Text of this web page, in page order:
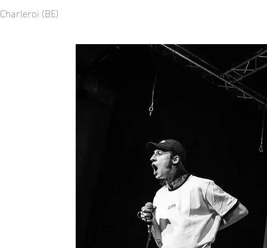
Charleroi (BE)